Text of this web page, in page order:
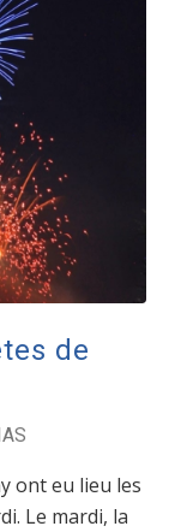
de
ont eu lieu les
Le mardi, la